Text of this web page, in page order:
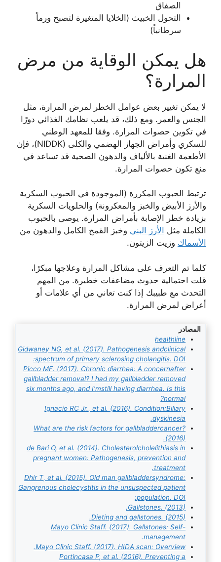
الصفاق
التحول الخبيث (الخلايا المتغيرة لتصبح ورماً
سرطانياً)
هل يمكن الوقاية من مرض
المرارة؟
لا يمكن تغيير بعض عوامل الخطر لمرض المرارة، مثل
الجنس والعمر. ومع ذلك، قد يلعب نظامك الغذائي دورًا
في تكوين حصوات المرارة. وفقا للمعهد الوطني
للسكري وأمراض الجهاز الهضمي والكلى (NIDDK)، فإن
الأطعمة الغنية بالألياف والدهون الصحية قد تساعد في
منع تكون حصوات المرارة.
ترتبط الحبوب المكررة (الموجودة في الحبوب السكرية
والأرز الأبيض والخبز والمعكرونة) والحلويات السكرية
بزيادة خطر الإصابة بأمراض المرارة. يوصى بالحبوب
الكاملة مثل
الأرز البني وخبز القمح الكامل والدهون من
الأسماك وزيت الزيتون.
كلما تم التعرف على مشاكل المرارة وعلاجها مبكرًا،
قلت احتمالية حدوث مضاعفات خطيرة. من المهم
التحدث مع طبيبك إذا كنت تعاني من أي علامات أو
أعراض لمرض المرارة.
المصادر
healthline
Gidwaney NG, et al. (2017). Pathogenesis andclinical
spectrum of primary sclerosing cholangitis. DOI:
Picco MF. (2017). Chronic diarrhea: A concernafter
gallbladder removal? I had my gallbladder removed
six months ago, and I’mstill having diarrhea. Is this
normal?
Ignacio RC Jr., et al. (2016). Condition:Biliary
dyskinesia.
What are the risk factors for gallbladdercancer?
(2016).
de Bari O, et al. (2014). Cholesterolcholelithiasis in
pregnant women: Pathogenesis, prevention and
treatment.
Dhir T, et al. (2015). Old man gallbladdersyndrome:
Gangrenous cholecystitis in the unsuspected patient
population. DOI:
Gallstones. (2013).
Dieting and gallstones. (2015).
Mayo Clinic Staff. (2017). Gallstones: Self-
management.
Mayo Clinic Staff. (2017). HIDA scan: Overview.
Portincasa P, et al. (2016). Preventing a